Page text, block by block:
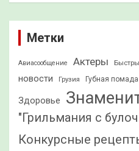
Метки
Авиасообщение Актеры
новости
Грузия Губная помада
Здоровье
"Грильмания с
Конкурсные